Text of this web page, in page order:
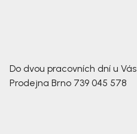
Do dvou pracovních dní u Vás
Prodejna Brno 739 045 578